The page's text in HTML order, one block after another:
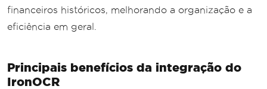
financeiros históricos, melhorando a organização e a
eficiência em geral.
Principais benefícios da integração do
IronOCR